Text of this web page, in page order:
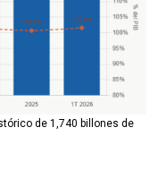
de 1,740 billones de